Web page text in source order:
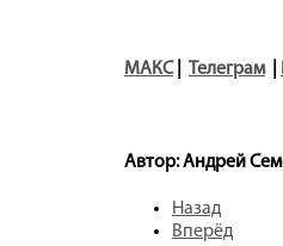
МАКС| Телеграм|
Автор: Андрей
Назад
Вперёд